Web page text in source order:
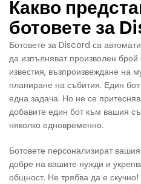
Какво
ботовете за
Ботовете за Discord са
да изпълняват произволен
известия, възпроизвеждане на
планиране на събития. Един
една задача. Но не се
добавите един бот към вашия
няколко едновременно.
Ботовете персонализират
добре на вашите нужди и
общност. Не трябва да е скучно!